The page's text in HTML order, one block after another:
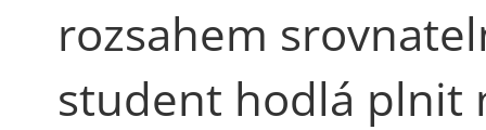
rozsahem
student hodlá plnit